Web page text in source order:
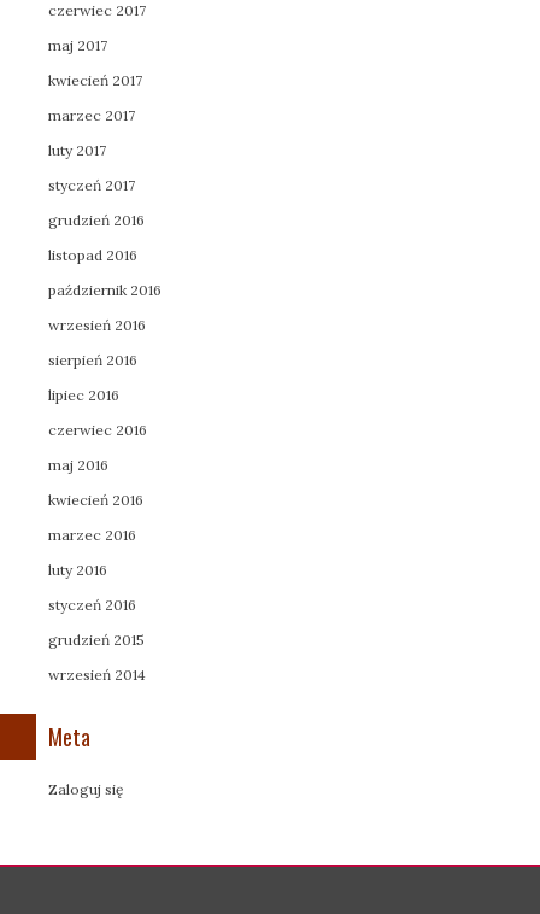
czerwiec 2017
maj 2017
kwiecień 2017
marzec 2017
luty 2017
styczeń 2017
grudzień 2016
listopad 2016
październik 2016
wrzesień 2016
sierpień 2016
lipiec 2016
czerwiec 2016
maj 2016
kwiecień 2016
marzec 2016
luty 2016
styczeń 2016
grudzień 2015
wrzesień 2014
Meta
Zaloguj się